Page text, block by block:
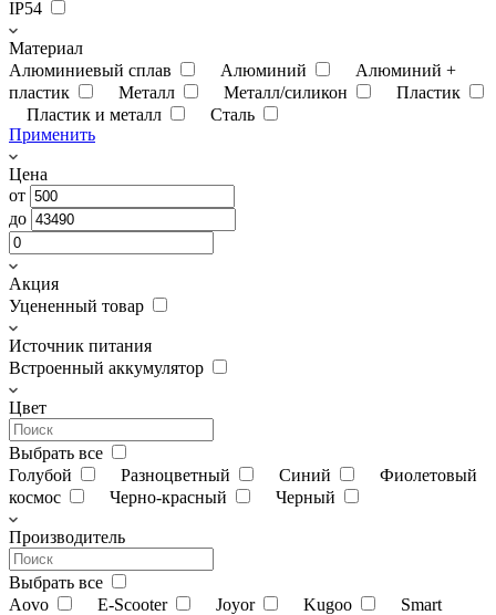
IP54
Материал
Алюминиевый сплав
Алюминий
Алюминий +
пластик
Металл Металл/силикон
Пластик
Пластик и металл
Сталь
Применить
Цена
от
до
Акция
Уцененный товар
Источник питания
Встроенный аккумулятор
Цвет
Выбрать все
Голубой
Разноцветный Синий
Фиолетовый
космос
Черно-красный Черный
Производитель
Выбрать все
Aovo
E-Scooter Joyor Kugoo
Smart